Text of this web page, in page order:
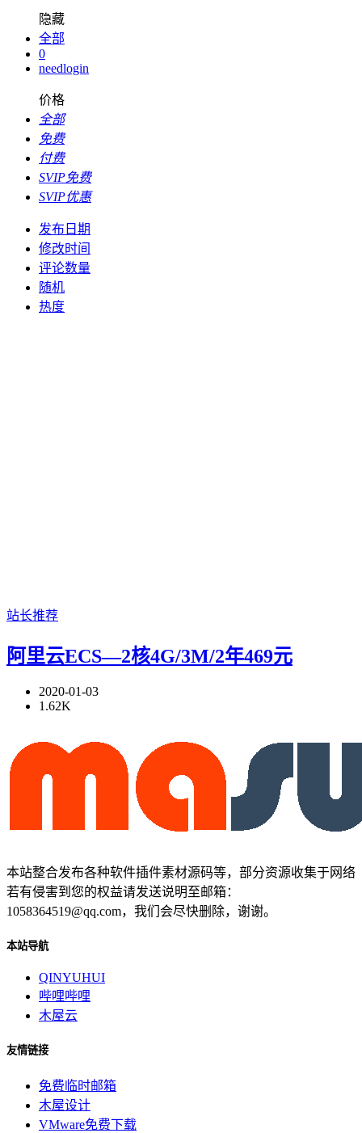
隐藏
全部
0
needlogin
价格
全部
免费
付费
SVIP免费
SVIP优惠
发布日期
修改时间
评论数量
随机
热度
站长推荐
阿里云ECS—2核4G/3M/2年469元
2020-01-03
1.62K
本站整合发布各种软件插件素材源码等，部分资源收集于网络
若有侵害到您的权益请发送说明至邮箱：
1058364519@qq.com，我们会尽快删除，谢谢。
本站导航
QINYUHUI
哔哩哔哩
木屋云
友情链接
免费临时邮箱
木屋设计
VMware免费下载